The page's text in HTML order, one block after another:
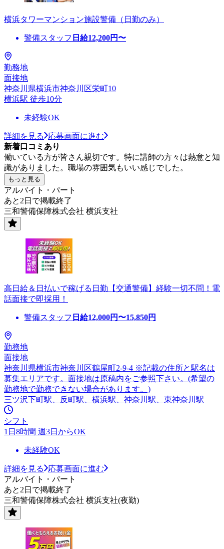
横浜タワーマンション施設警備（日勤のみ）
警備スタッフ 日給12,200円〜
勤務地
面接地
神奈川県横浜市神奈川区栄町10
横浜駅 徒歩10分
未経験OK
詳細を見る
応募画面に進む
新着口コミあり
働いている方が皆さん親切です。特に講師の方々は熱意と知
識がありました。職場の雰囲気もいい感じでした。
もっと見る
アルバイト・パート
あと2日で掲載終了
三和警備保障株式会社 横浜支社
高日給＆日払いで稼げる日勤【交通警備】経験一切不問！電
話面接で即採用！
警備スタッフ 日給12,000円〜15,850円
勤務地
面接地
神奈川県横浜市神奈川区鶴屋町2-9-4 ※記載の住所と駅名は
募集エリアです。面接地は原稿内をご参照下さい。(希望の
勤務地で勤務できない場合があります。)
三ツ沢下町駅、反町駅、横浜駅、神奈川駅、東神奈川駅
シフト
1日8時間 週3日からOK
未経験OK
詳細を見る
応募画面に進む
アルバイト・パート
あと2日で掲載終了
三和警備保障株式会社 横浜支社(夜勤)